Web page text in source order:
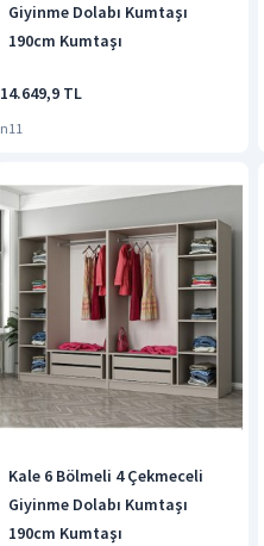
Giyinme Dolabı Kumtaşı
190cm Kumtaşı
14.649,9 TL
n11
Kale 6 Bölmeli 4 Çekmeceli
Giyinme Dolabı Kumtaşı
190cm Kumtaşı